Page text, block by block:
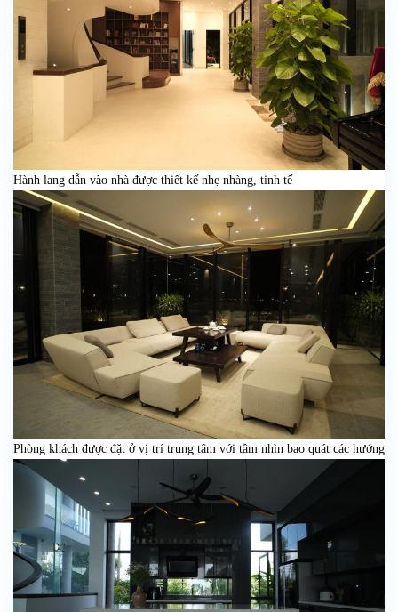
Hành lang dẫn vào nhà được thiết kế nhẹ nhàng, tinh tế
Phòng khách được đặt ở vị trí trung tâm với tầm nhìn bao quát các hướng